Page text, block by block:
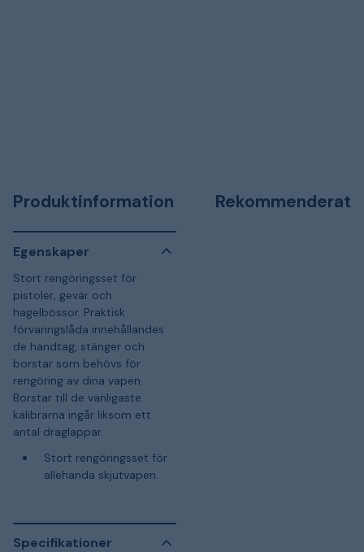
Produktinformation
Egenskaper
Stort rengöringsset för
pistoler, gevär och
hagelbössor. Praktisk
förvaringslåda innehållandes
de handtag, stänger och
borstar som behövs för
rengöring av dina vapen.
Borstar till de vanligaste
kalibrarna ingår liksom ett
antal draglappar.
Stort rengöringsset för
allehanda skjutvapen.
Specifikationer
Rekommenderat